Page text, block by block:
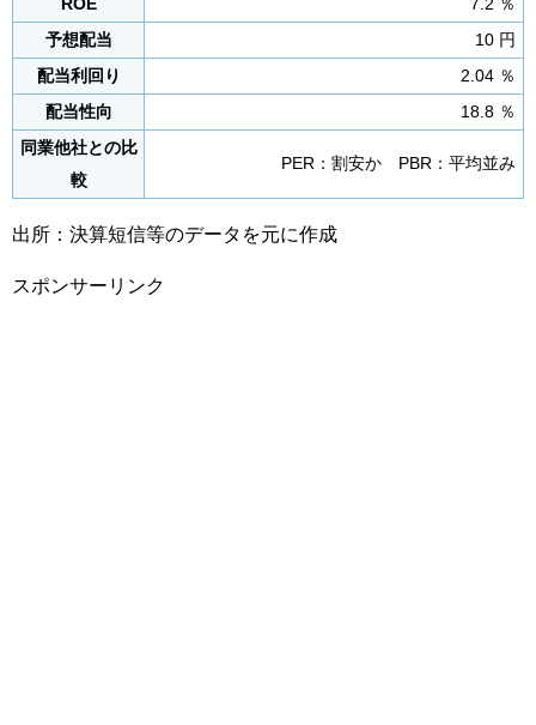
ROE
7.2 ％
予想配当
10 円
配当利回り
2.04 ％
配当性向
18.8 ％
同業他社との比
較
PER：割安か PBR：平均並み
出所：決算短信等のデータを元に作成
スポンサーリンク